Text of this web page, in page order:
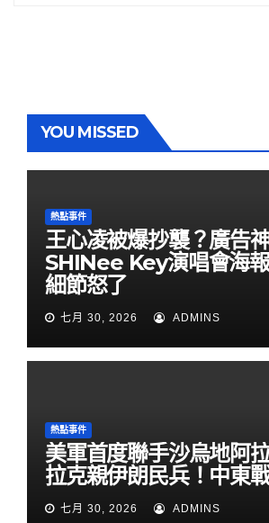
YOU MISSED
熱點事件
王心凌被爆抄襲？廣告
SHINee Key演唱會海
細節怒了
七月 30, 2026 ADMINS
熱點事件
美軍首度聯手沙烏地阿
拉克親伊朗民兵！中東
七月 30, 2026 ADMINS